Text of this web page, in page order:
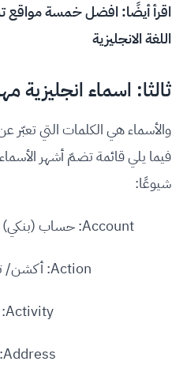
اقرأ أيضًا: افضل خمسة مواقع
اللغة الانجليزية
ثالثا: اسماء انجليزية
والأسماء هي الكلمات التي
فيما يلي قائمة تضمّ أشهر الأسماء
شيوعًا:
Account: حساب (بنكي) أو على موقع أو منصة
Action: أكشن/ تصرف أو عمل
Activity: نشاط
Address: عنوان